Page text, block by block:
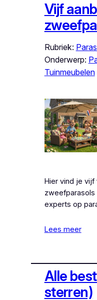
Vijf
Rubriek:
Onderwerp:
Tuinmeubelen
Hier vind je
experts op
Lees meer
Alle
sterren)